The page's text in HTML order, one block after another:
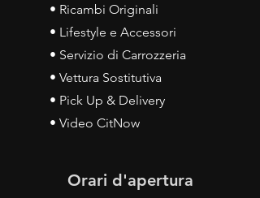
• Ricambi Originali
• Lifestyle e Accessori
• Servizio di Carrozzeria
• Vettura Sostitutiva
• Pick Up & Delivery
• Video CitNow
Orari d'apertura